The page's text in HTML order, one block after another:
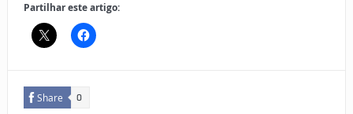
Partilhar este artigo:
Share 0